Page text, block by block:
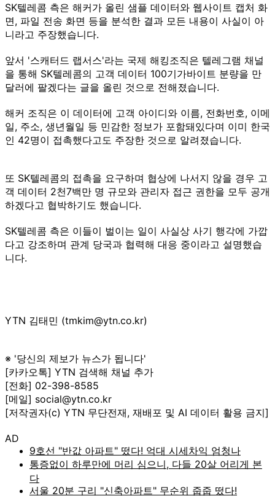
SK텔레콤 측은 해커가 올린 샘플 데이터와 웹사이트 캡처 화
면, 파일 전송 화면 등을 분석한 결과 모든 내용이 사실이 아
니라고 주장했습니다.
앞서 '스캐터드 랩서스'라는 국제 해킹조직은 텔레그램 채널
을 통해 SK텔레콤의 고객 데이터 100기가바이트 분량을 만
달러에 팔겠다는 글을 올린 것으로 전해졌습니다.
해커 조직은 이 데이터에 고객 아이디와 이름, 전화번호, 이메
일, 주소, 생년월일 등 민감한 정보가 포함돼있다며 이미 한국
인 42명이 접촉했다고도 주장한 것으로 알려졌습니다.
또 SK텔레콤의 접촉을 요구하며 협상에 나서지 않을 경우 고
객 데이터 2천7백만 명 규모와 관리자 접근 권한을 모두 공개
하겠다고 협박하기도 했습니다.
SK텔레콤 측은 이들이 벌이는 일이 사실상 사기 행각에 가깝
다고 강조하며 관계 당국과 협력해 대응 중이라고 설명했습
니다.
YTN 김태민 (tmkim@ytn.co.kr)
※ '당신의 제보가 뉴스가 됩니다'
[카카오톡] YTN 검색해 채널 추가
[전화] 02-398-8585
[메일] social@ytn.co.kr
[저작권자(c) YTN 무단전재, 재배포 및 AI 데이터 활용 금지]
AD